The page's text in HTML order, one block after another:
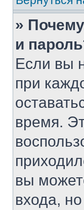
»
и
Если вы
при
время.
вы
входа,